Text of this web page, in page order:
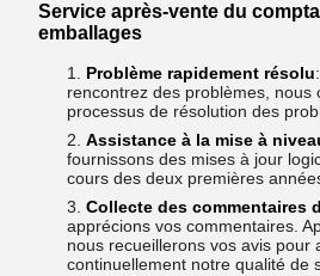
Service après-vente du
emballages
Problème rapidement résolu
rencontrez des problèmes, nous
processus de résolution des
Assistance à la mise à
fournissons des mises à jour
cours des deux premières
Collecte des commentaires
apprécions vos commentaires.
nous recueillerons vos avis pour
continuellement notre qualité de